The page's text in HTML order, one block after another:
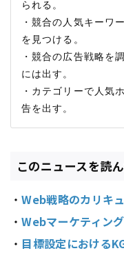
られる。
・競合の人気キーワ
を見つける。
・競合の広告戦略を
には出す。
・カテゴリーで人気
このニュースを読
・Web戦略のカリキ
・Webマーケティン
・ 目標設定における